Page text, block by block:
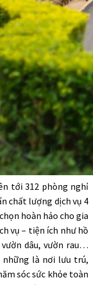
tới 312 phòng nghỉ
chất lượng dịch vụ 4
hoàn hảo cho gia
vụ – tiện ích như hồ
dâu, vườn rau…
những là nơi lưu trú,
sóc sức khỏe toàn